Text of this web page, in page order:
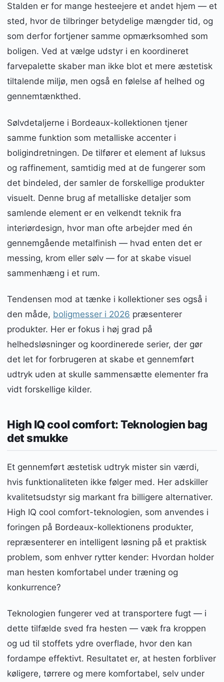
Stalden er for mange hesteejere et andet hjem — et
sted, hvor de tilbringer betydelige mængder tid, og
som derfor fortjener samme opmærksomhed som
boligen. Ved at vælge udstyr i en koordineret
farvepalette skaber man ikke blot et mere æstetisk
tiltalende miljø, men også en følelse af helhed og
gennemtænkthed.
Sølvdetaljerne i Bordeaux-kollektionen tjener
samme funktion som metalliske accenter i
boligindretningen. De tilfører et element af luksus
og raffinement, samtidig med at de fungerer som
det bindeled, der samler de forskellige produkter
visuelt. Denne brug af metalliske detaljer som
samlende element er en velkendt teknik fra
interiørdesign, hvor man ofte arbejder med én
gennemgående metalfinish — hvad enten det er
messing, krom eller sølv — for at skabe visuel
sammenhæng i et rum.
Tendensen mod at tænke i kollektioner ses også i
den måde, boligmesser i 2026 præsenterer
produkter. Her er fokus i høj grad på
helhedsløsninger og koordinerede serier, der gør
det let for forbrugeren at skabe et gennemført
udtryk uden at skulle sammensætte elementer fra
vidt forskellige kilder.
High IQ cool comfort: Teknologien bag
det smukke
Et gennemført æstetisk udtryk mister sin værdi,
hvis funktionaliteten ikke følger med. Her adskiller
kvalitetsudstyr sig markant fra billigere alternativer.
High IQ cool comfort-teknologien, som anvendes i
foringen på Bordeaux-kollektionens produkter,
repræsenterer en intelligent løsning på et praktisk
problem, som enhver rytter kender: Hvordan holder
man hesten komfortabel under træning og
konkurrence?
Teknologien fungerer ved at transportere fugt — i
dette tilfælde sved fra hesten — væk fra kroppen
og ud til stoffets ydre overflade, hvor den kan
fordampe effektivt. Resultatet er, at hesten forbliver
køligere, tørrere og mere komfortabel, selv under